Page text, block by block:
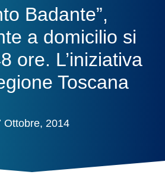
Badante”,
a domicilio si
ore. L’iniziativa
Toscana
Ottobre, 2014